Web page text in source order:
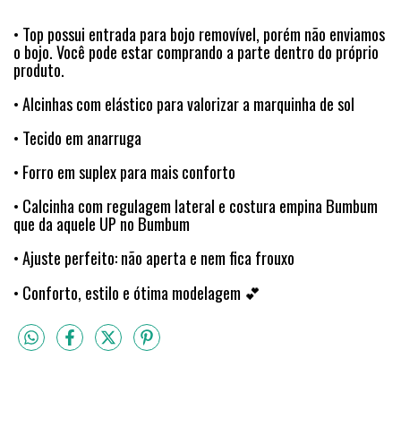
• Top possui entrada para bojo removível, porém não enviamos
o bojo. Você pode estar comprando a parte dentro do próprio
produto.
• Alcinhas com elástico para valorizar a marquinha de sol
• Tecido em anarruga
• Forro em suplex para mais conforto
• Calcinha com regulagem lateral e costura empina Bumbum
que da aquele UP no Bumbum
• Ajuste perfeito: não aperta e nem fica frouxo
• Conforto, estilo e ótima modelagem 💕